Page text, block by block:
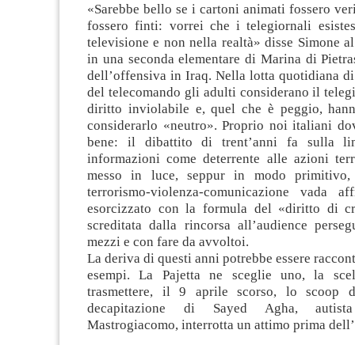
«Sarebbe bello se i cartoni animati fossero
fossero finti: vorrei che i telegiornali
televisione e non nella realtà» disse Simone
in una seconda elementare di Marina di
dell’offensiva in Iraq. Nella lotta quotidiana
del telecomando gli adulti considerano il
diritto inviolabile e, quel che è peggio,
considerarlo «neutro». Proprio noi italiani
bene: il dibattito di trent’anni fa sulla
informazioni come deterrente alle azioni
messo in luce, seppur in modo
terrorismo-violenza-comunicazione vada
esorcizzato con la formula del «diritto di
screditata dalla rincorsa all’audience
mezzi e con fare da avvoltoi.
La deriva di questi anni potrebbe essere
esempi. La Pajetta ne sceglie uno, la
trasmettere, il 9 aprile scorso, lo scoop
decapitazione di Sayed Agha,
Mastrogiacomo, interrotta un attimo prima